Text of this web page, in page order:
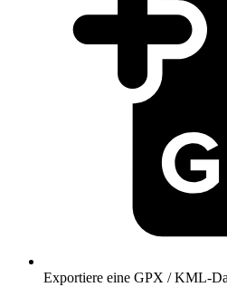
Exportiere eine GPX / KML-